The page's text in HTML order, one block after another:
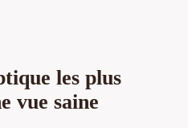
les plus
vue saine